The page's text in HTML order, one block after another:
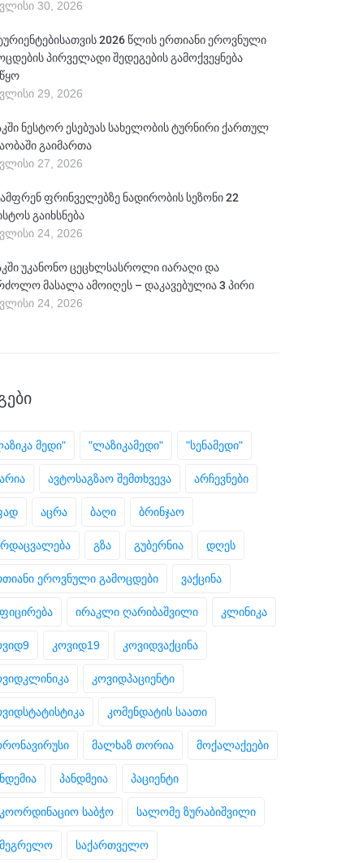
30, 2026
2026 წლის ერთიანი ეროვნული
პირველადი შედეგების გამოქვეყნება
29, 2026
ნესტორ ესებუას სახელობის ტურნირი ქართულ
გაიმართა
27, 2026
ფრინველებზე ნადირობის სეზონი 22
გაიხსნება
24, 2026
უკანონო ცეცხლსასროლი იარაღი და
მასალა ამოიღეს – დაკავებულია 3 პირი
24, 2026
მედი" "ლაზიკამედი" "სენამედი"
ავტოსაგზაო შემთხვევა არჩევნები
აცრა ბაღი ბრინჯაო
გზა გუბერნია დღეს
ეროვნული გამოცდები ვაქცინა
ირაკლი ღარიბაშვილი კლინიკა
კოვიდ19 კოვიდვაქცინა
კოვიდპაციენტი
კომენდატის საათი
მალხაზ თორია მოქალაქეები
პანდმეია პაციენტი
საბჭო სალომე ზურაბიშვილი
საქართველო